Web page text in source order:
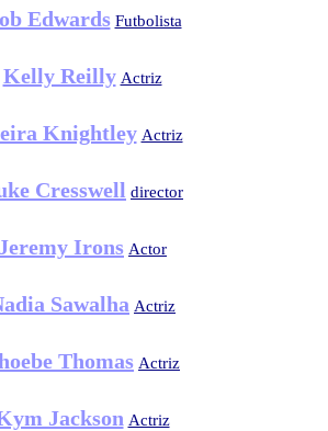
Edwards Futbolista
Kelly Reilly Actriz
Knightley Actriz
Cresswell director
Jeremy Irons Actor
Sawalha Actriz
Thomas Actriz
Jackson Actriz